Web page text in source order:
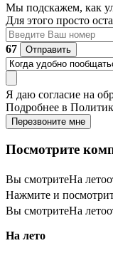
Мы подскажем, как
Для этого просто
67
Отправить
Я даю согласие на
Подробнее в
Перезвоните мне
Посмотрите
Вы смотритеНа лето
Нажмите и
Вы смотритеНа лето
На лето